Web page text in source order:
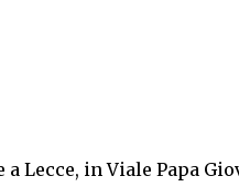
Lecce, in Viale Papa